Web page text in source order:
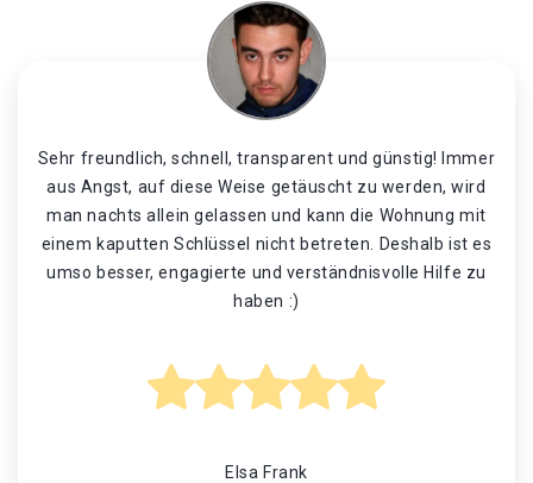
Sehr freundlich, schnell, transparent und günstig! Immer
aus Angst, auf diese Weise getäuscht zu werden, wird
man nachts allein gelassen und kann die Wohnung mit
einem kaputten Schlüssel nicht betreten. Deshalb ist es
umso besser, engagierte und verständnisvolle Hilfe zu
haben :)
Elsa Frank